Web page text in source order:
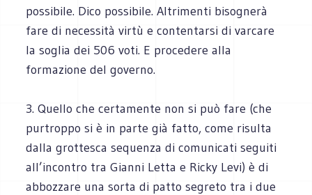
possibile. Dico possibile. Altrimenti bisognerà
fare di necessità virtù e contentarsi di varcare
la soglia dei 506 voti. E procedere alla
formazione del governo.
3. Quello che certamente non si può fare (che
purtroppo si è in parte già fatto, come risulta
dalla grottesca sequenza di comunicati seguiti
all’incontro tra Gianni Letta e Ricky Levi) è di
abbozzare una sorta di patto segreto tra i due